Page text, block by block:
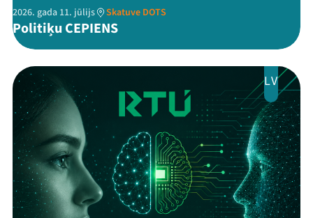
ThreadsFacebookYoutube
X Instagram
Flick TikTok
2026. gada 11. jūlijs Skatuve DOTS
Politiķu CEPIENS
LV